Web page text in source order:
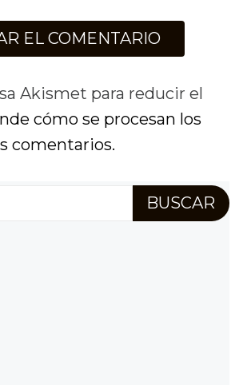
Akismet para reducir el
cómo se procesan los
comentarios.